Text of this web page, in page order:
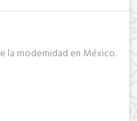
la modernidad en México.